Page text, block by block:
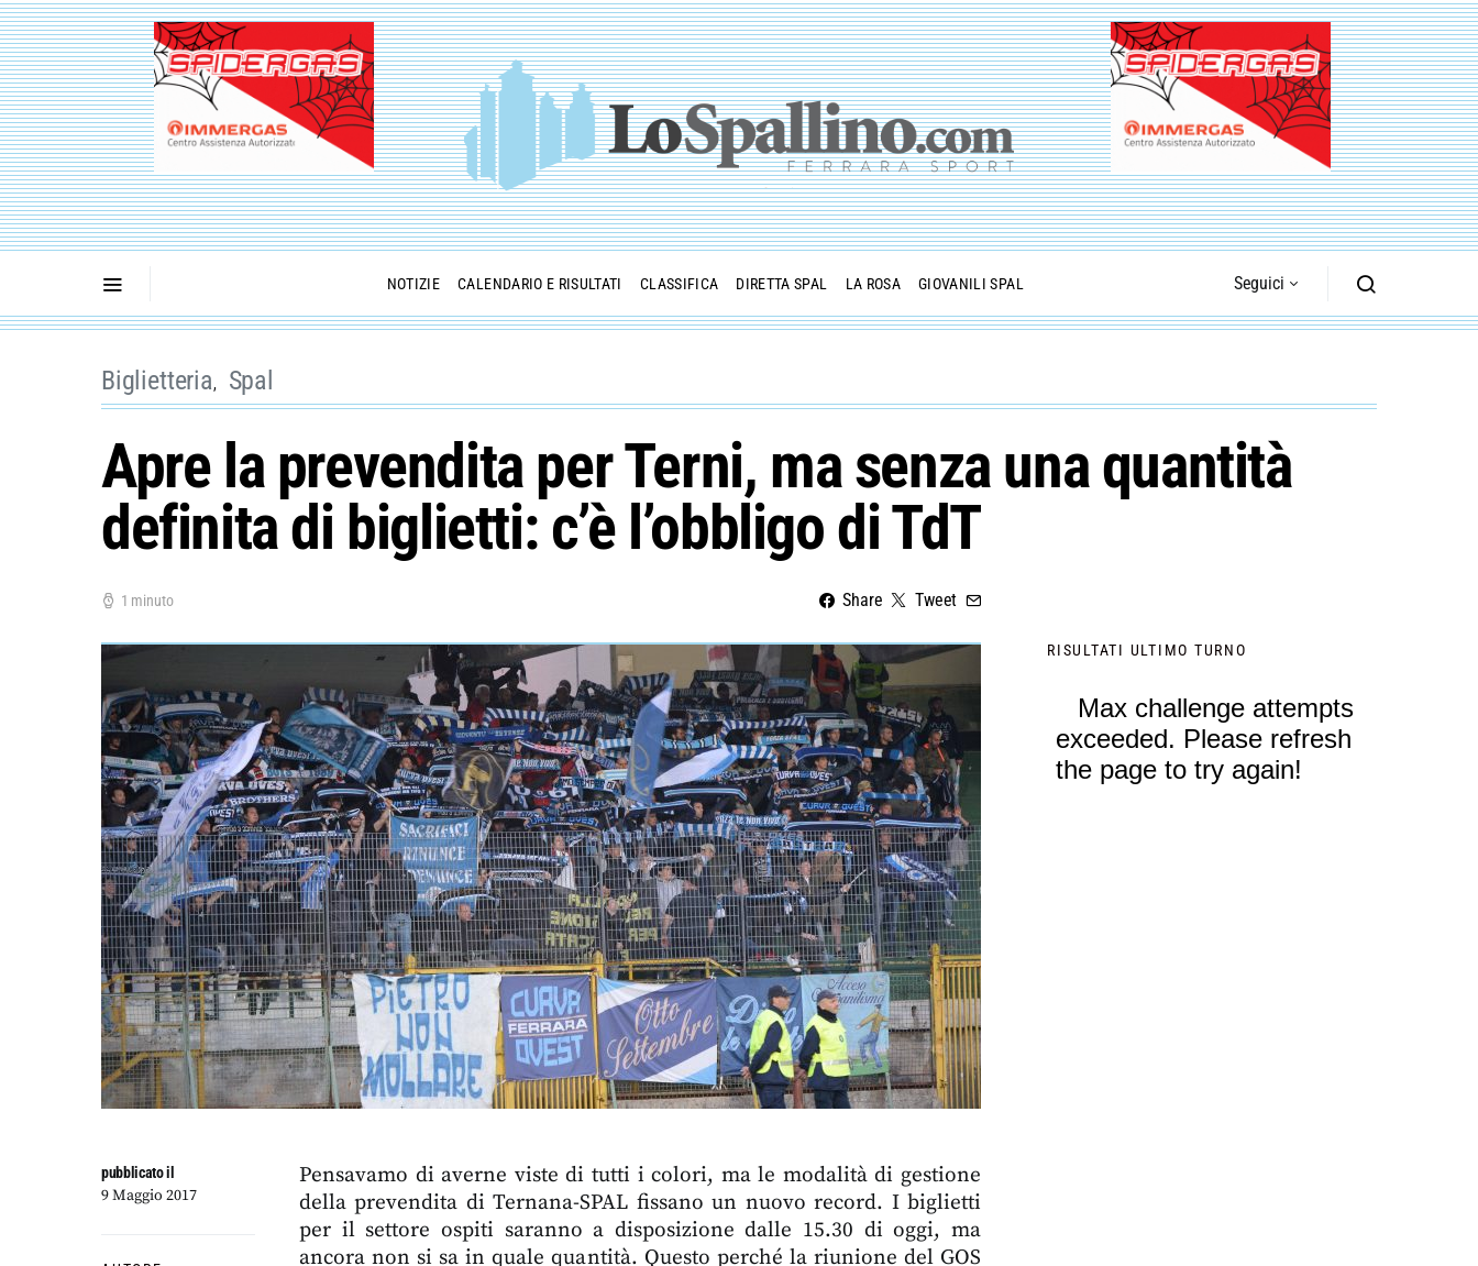
NOTIZIE CALENDARIO E RISULTATI CLASSIFICA DIRETTA SPAL LA ROSA GIOVANILI SPAL Seguici
Biglietteria Spal
Apre la prevendita per Terni, ma senza una quantità
definita di biglietti: c’è l’obbligo di TdT
1 minuto Share Tweet
pubblicato il
9 Maggio 2017
Pensavamo di averne viste di tutti i colori, ma le modalità di gestione
della prevendita di Ternana-SPAL fissano un nuovo record. I biglietti
per il settore ospiti saranno a disposizione dalle 15.30 di oggi, ma
ancora non si sa in quale quantità. Questo perché la riunione del GOS
RISULTATI ULTIMO TURNO